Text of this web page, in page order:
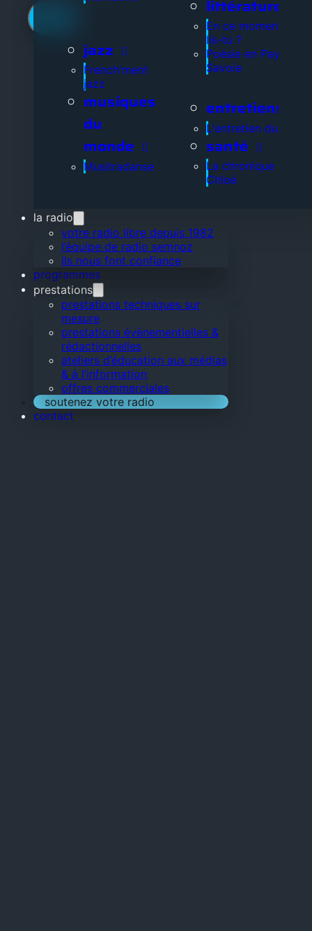
jazz
French'ment
jazz
musiques
du
monde
Musitradanse
littérature
En ce moment, que
lis-tu ?
Poésie en Pays de
Savoie
entretiens
L'entretien du jour
santé
La chronique de
Chloé
la radio
votre radio libre depuis 1982
l’équipe de radio semnoz
ils nous font confiance
programmes
prestations
prestations techniques sur
mesure
prestations évènementielles &
rédactionnelles
ateliers d’éducation aux médias
& à l’information
offres commerciales
soutenez votre radio
contact